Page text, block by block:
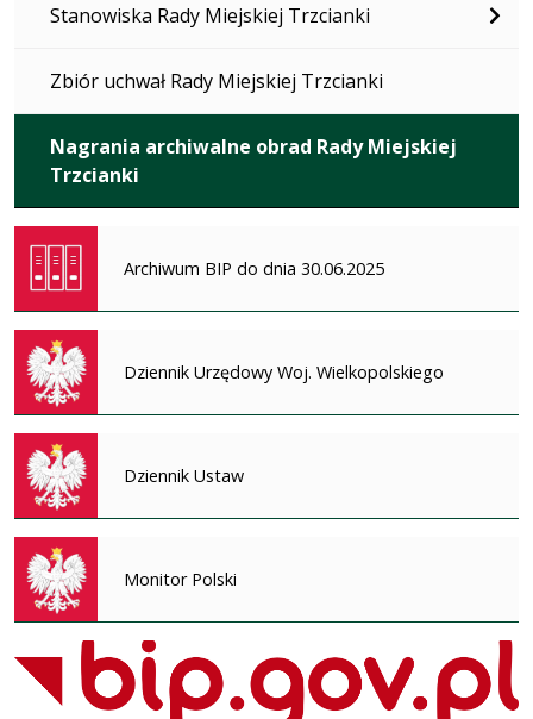
Stanowiska Rady Miejskiej Trzcianki
Zbiór uchwał Rady Miejskiej Trzcianki
Nagrania archiwalne obrad Rady Miejskiej
Trzcianki
Archiwum BIP do dnia 30.06.2025
Dziennik Urzędowy Woj. Wielkopolskiego
Dziennik Ustaw
Monitor Polski